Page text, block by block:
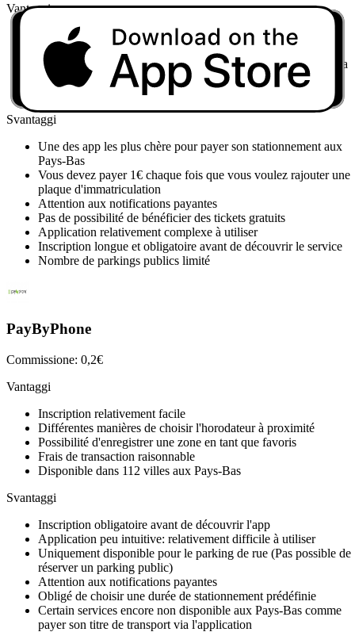
Vantaggi
Possibilité de payer son stationnement dans certains parking
publics
Choix de la zone de stationnement en choisissant le code de la
zone ou en cliquant sur la carte
Possibilité d'ajouter certaines zones en favoris
Svantaggi
Une des app les plus chère pour payer son stationnement aux
Pays-Bas
Vous devez payer 1€ chaque fois que vous voulez rajouter une
plaque d'immatriculation
Attention aux notifications payantes
Pas de possibilité de bénéficier des tickets gratuits
Application relativement complexe à utiliser
Inscription longue et obligatoire avant de découvrir le service
Nombre de parkings publics limité
PayByPhone
Commissione: 0,2€
Vantaggi
Inscription relativement facile
Différentes manières de choisir l'horodateur à proximité
Possibilité d'enregistrer une zone en tant que favoris
Frais de transaction raisonnable
Disponible dans 112 villes aux Pays-Bas
Svantaggi
Inscription obligatoire avant de découvrir l'app
Application peu intuitive: relativement difficile à utiliser
Uniquement disponible pour le parking de rue (Pas possible de
réserver un parking public)
Attention aux notifications payantes
Obligé de choisir une durée de stationnement prédéfinie
Certain services encore non disponible aux Pays-Bas comme
payer son titre de transport via l'application